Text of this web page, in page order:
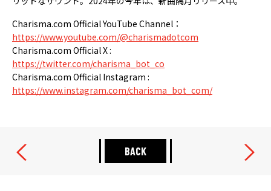
Charisma.com Official YouTube Channel：
https://www.youtube.com/@charismadotcom
Charisma.com Official X :
https://twitter.com/charisma_bot_co
Charisma.com Official Instagram :
https://www.instagram.com/charisma_bot_com/
BACK